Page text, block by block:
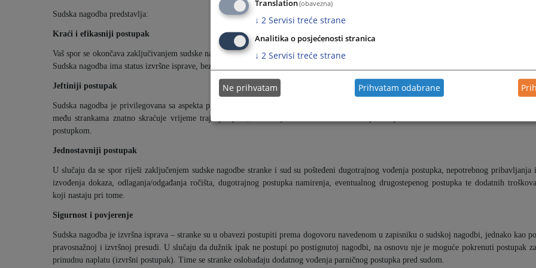
Sudska nagodba predstavlja:
Kraći i efikasniji postupak
Vaš spor se okončava zaključivanjem sudske nagodbe pred prvostepenim sudom. Sporazum stranaka se unosi u zapisnik koji stranke potpisuju.
Sudska nagodba ima status izvršne isprave, bez drugostepenog žalbenog postupka u predmetu.
Jeftiniji postupak
Sudska nagodba je privilegovana sa aspekta plaćanja sudske takse, a prema odredbama Zakona o sudskim taksama. Zaključivanje sporazuma
među strankama znatno skraćuje vrijeme trajanja spora, te na taj način reducira i ostale potencijalne troškove nastale u vezi sa sudskim
postupkom.
Jednostavniji postupak
U slučaju da se spor riješi zaključenjem sudske nagodbe stranke i sud su pošteđeni dugotrajnog vođenja postupka, nepotrebnog pribavljanja i
izvođenja dokaza, odlaganja/odgađanja ročišta, dugotrajnog postupka namirenja, eventualnog drugostepenog postupka te dodatnih troškova
koji nastaju pri tome.
Sigurnost i povjerenje
Sudska nagodba je izvršna isprava – stranke su u obavezi postupiti prema dogovoru navedenom u zapisniku o sudskoj nagodbi, jednako kao po
pravosnažnoj i izvršnoj presudi. U slučaju da dužnik ipak ne postupi po postignutoj nagodbi, na osnovu nje je moguće pokrenuti postupak za
prinudnu naplatu (izvršni postupak). Time se stranke oslobađaju dodatnog vođenja parničnog postupka pred sudom.
Translation(obavezna)
↓ 2 Servisi treće strane
Analitika o posjećenosti stranica
↓ 2 Servisi treće strane
Ne prihvatam Prihvatam odabrane